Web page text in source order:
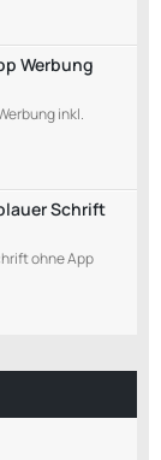
Werbung
inkl.
Schrift
ohne App